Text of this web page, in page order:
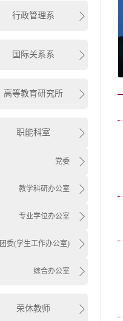
行政管理系
国际关系系
高等教育研究所
职能科室
党委
教学科研办公室
专业学位办公室
团委(学生工作办公室)
综合办公室
荣休教师